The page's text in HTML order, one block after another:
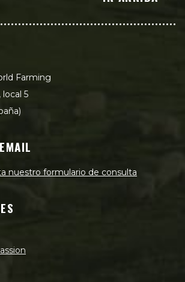
Farming
local 5
nuestro formulario de consulta